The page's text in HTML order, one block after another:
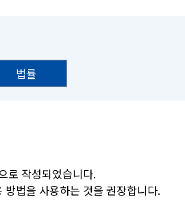
법률
로 작성되었습니다.
법을 사용하는 것을 권장합니다.